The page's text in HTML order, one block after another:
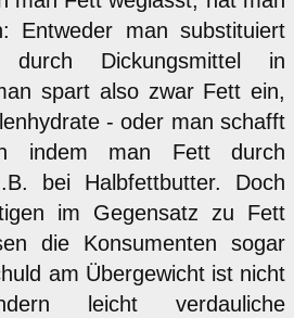
Entweder man substituiert
Dickungsmittel in
spart also zwar Fett ein,
- oder man schafft
indem man Fett durch
bei Halbfettbutter. Doch
im Gegensatz zu Fett
die Konsumenten sogar
am Übergewicht ist nicht
leicht verdauliche